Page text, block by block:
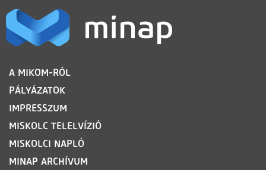
LÁBLÉC
A MIKOM-RÓL
PÁLYÁZATOK
IMPRESSZUM
MISKOLC TELELVÍZIÓ
MISKOLCI NAPLÓ
MINAP ARCHÍVUM